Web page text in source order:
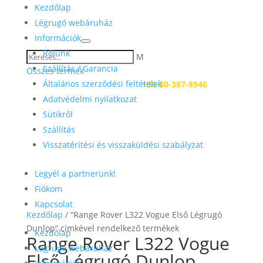
M
Összes termék
Kérdése van? Hívjon:+36-30-387-8946
Kezdőlap
Légrugó webáruház
Információk
Rólunk
Szállítás / Garancia
Általános szerződési feltételek
Adatvédelmi nyilatkozat
Sütikről
Szállítás
Visszatérítési és visszaküldési szabályzat
Legyél a partnerünk!
Fiókom
Kapcsolat
Kezdőlap
Légrugó webáruház
Kezdőlap / “Range Rover L322 Vogue Első Légrugó
Dunlop” címkével rendelkező termékek
Range Rover L322 Vogue